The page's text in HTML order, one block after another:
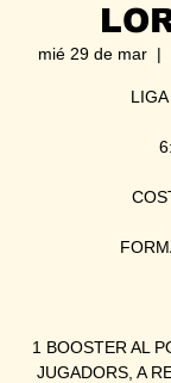
mié 29 de mar
  |
LIGA
1 BOOSTER AL
JUGADORS, A